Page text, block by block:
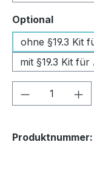
Optional
ohne §19.3 Kit
mit §19.3 Kit
Produkt
Produktnummer: